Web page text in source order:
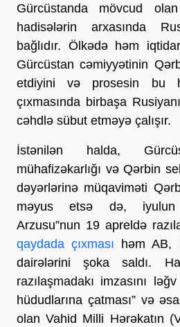
Gürcüstanda mövcud
hadisələrin arxasında
bağlıdır. Ölkədə həm
Gürcüstan cəmiyyətinin
etdiyini və prosesin bu
çıxmasında birbaşa
cəhdlə sübut etməyə çalışır.
İstənilən halda,
mühafizəkarlığı və Qərbin
dəyərlərinə müqaviməti
məyus etsə də, iyulun
Arzusu”nun 19 apreldə
qaydada çıxması həm AB,
dairələrini şoka saldı.
razılaşmadakı imzasını
hüdudlarına çatması” və
olan Vahid Milli Hərəkatın